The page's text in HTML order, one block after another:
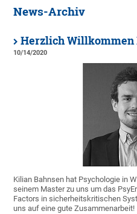
News-Archiv
Herzlich Willkommen
10/14/2020
Kilian Bahnsen hat Psychologie in
seinem Master zu uns um das
Factors in sicherheitskritischen
uns auf eine gute Zusammenarbeit!